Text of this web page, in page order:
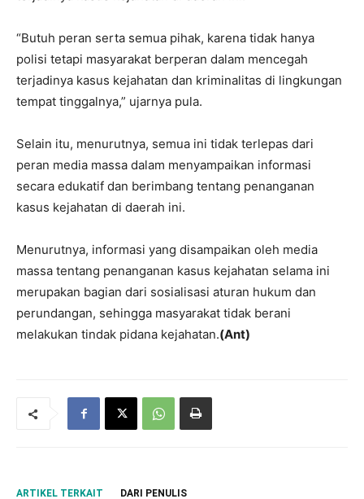
“Butuh peran serta semua pihak, karena tidak hanya
polisi tetapi masyarakat berperan dalam mencegah
terjadinya kasus kejahatan dan kriminalitas di lingkungan
tempat tinggalnya,” ujarnya pula.
Selain itu, menurutnya, semua ini tidak terlepas dari
peran media massa dalam menyampaikan informasi
secara edukatif dan berimbang tentang penanganan
kasus kejahatan di daerah ini.
Menurutnya, informasi yang disampaikan oleh media
massa tentang penanganan kasus kejahatan selama ini
merupakan bagian dari sosialisasi aturan hukum dan
perundangan, sehingga masyarakat tidak berani
melakukan tindak pidana kejahatan.(Ant)
ARTIKEL TERKAIT DARI PENULIS